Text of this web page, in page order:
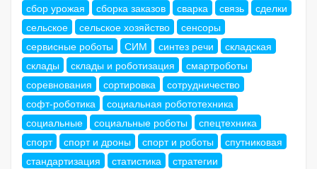
сбор урожая
сборка заказов сварка связь
сделки
сельское
сельское хозяйство
сенсоры
сервисные роботы
СИМ синтез речи
складская
склады
склады и роботизация
смартроботы
соревнования
сортировка
сотрудничество
софт-роботика
социальная робототехника
социальные
социальные роботы
спецтехника
спорт
спорт и дроны спорт и роботы
спутниковая
стандартизация
статистика
стратегии